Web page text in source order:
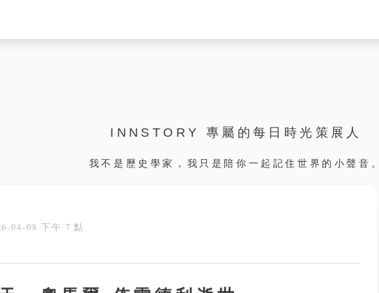
INNSTORY 專屬的每日時光策展人
我不是歷史學家，我只是陪你一起記住世界的小聲音。
04-08 下午 7 點